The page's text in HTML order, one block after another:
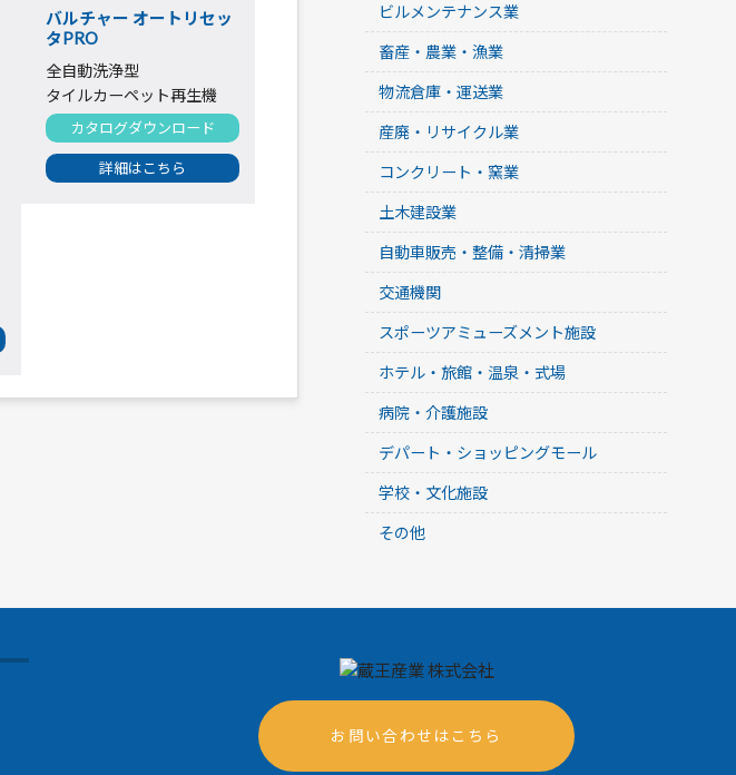
バルチャー オートリセッ
タPRO
全自動洗浄型
タイルカーペット再生機
カタログダウンロード
詳細はこちら
ビルメンテナンス業
畜産・農業・漁業
物流倉庫・運送業
産廃・リサイクル業
コンクリート・窯業
土木建設業
自動車販売・整備・清掃業
交通機関
スポーツアミューズメント施設
ホテル・旅館・温泉・式場
病院・介護施設
デパート・ショッピングモール
学校・文化施設
その他
お問い合わせはこちら